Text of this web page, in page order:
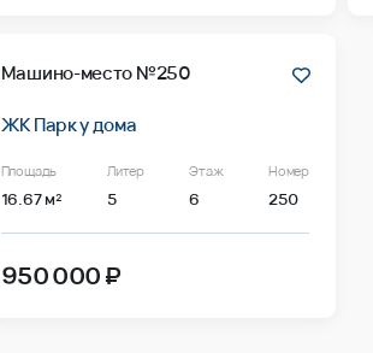
Машино-место №250
ЖК Парк у дома
Площадь
16.67 м²
Литер
5
Этаж
6
Номер
250
950 000 ₽